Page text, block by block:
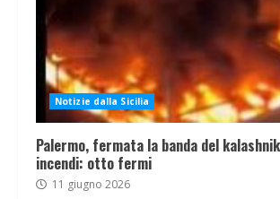
Notizie dalla Sicilia
Palermo, fermata la banda del
incendi: otto fermi
11 giugno 2026